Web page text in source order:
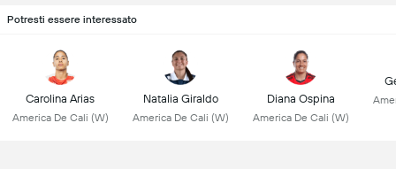
Potresti essere interessato
Carolina Arias
America De Cali (W)
Natalia Giraldo
America De Cali (W)
Diana Ospina
America De Cali (W)